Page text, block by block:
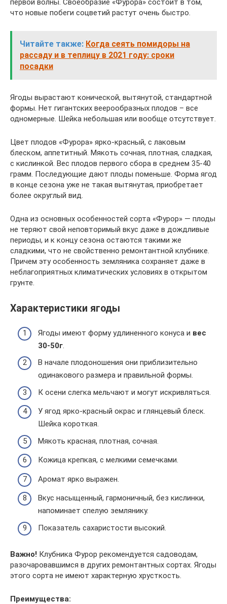
первой волны. Своеобразие «Фурора» состоит в том,
что новые побеги соцветий растут очень быстро.
Читайте также: Когда сеять помидоры на
рассаду и в теплицу в 2021 году: сроки
посадки
Ягоды вырастают конической, вытянутой, стандартной
формы. Нет гигантских веерообразных плодов – все
одномерные. Шейка небольшая или вообще отсутствует.
Цвет плодов «Фурора» ярко-красный, с лаковым
блеском, аппетитный. Мякоть сочная, плотная, сладкая,
с кислинкой. Вес плодов первого сбора в среднем 35-40
грамм. Последующие дают плоды поменьше. Форма ягод
в конце сезона уже не такая вытянутая, приобретает
более округлый вид.
Одна из основных особенностей сорта «Фурор» — плоды
не теряют свой неповторимый вкус даже в дождливые
периоды, и к концу сезона остаются такими же
сладкими, что не свойственно ремонтантной клубнике.
Причем эту особенность земляника сохраняет даже в
неблагоприятных климатических условиях в открытом
грунте.
Характеристики ягоды
Ягоды имеют форму удлиненного конуса и вес
30-50г.
В начале плодоношения они приблизительно
одинакового размера и правильной формы.
К осени слегка мельчают и могут искривляться.
У ягод ярко-красный окрас и глянцевый блеск.
Шейка короткая.
Мякоть красная, плотная, сочная.
Кожица крепкая, с мелкими семечками.
Аромат ярко выражен.
Вкус насыщенный, гармоничный, без кислинки,
напоминает спелую землянику.
Показатель сахаристости высокий.
Важно! Клубника Фурор рекомендуется садоводам,
разочаровавшимся в других ремонтантных сортах. Ягоды
этого сорта не имеют характерную хрусткость.
Преимущества: